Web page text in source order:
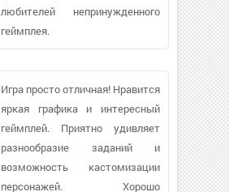
любителей непринужденного
геймплея.
Игра просто отличная! Нравится
яркая графика и интересный
геймплей. Приятно удивляет
разнообразие заданий и
возможность кастомизации
персонажей. Хорошо